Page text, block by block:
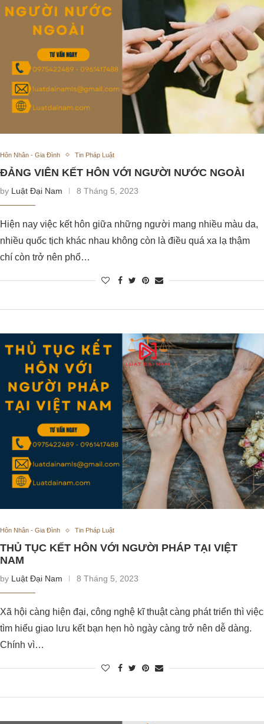
Hôn Nhân - Gia Đình Tin Pháp Luật
ĐẢNG VIÊN KẾT HÔN VỚI NGƯỜI NƯỚC NGOÀI
by Luật Đại Nam 8 Tháng 5, 2023
Hiện nay việc kết hôn giữa những người mang nhiều màu da,
nhiều quốc tịch khác nhau không còn là điều quá xa lạ thậm
chí còn trở nên phổ…
Hôn Nhân - Gia Đình Tin Pháp Luật
THỦ TỤC KẾT HÔN VỚI NGƯỜI PHÁP TẠI VIỆT
NAM
by Luật Đại Nam 8 Tháng 5, 2023
Xã hội càng hiện đại, công nghệ kĩ thuật càng phát triển thì việc
tìm hiểu giao lưu kết bạn hẹn hò ngày càng trở nên dễ dàng.
Chính vì…